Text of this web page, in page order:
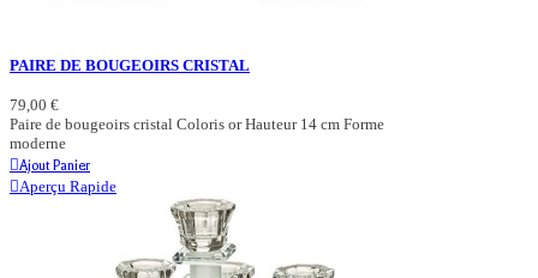
PAIRE DE BOUGEOIRS CRISTAL
79,00 €
Paire de bougeoirs cristal Coloris or Hauteur 14 cm Forme
moderne
Ajout Panier
Aperçu Rapide